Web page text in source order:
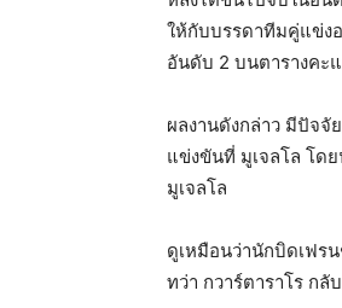
ให้กับบรรดาทีมคู่แข่งอ
อันดับ 2 บนตารางคะ
ผลงานดังกล่าว มีปัจจั
แข่งขันที่ มูเจลโล โด
มูเจลโล
ดูเหมือนว่านักบิดเฟร
ทว่า กวาร์ตาราโร กลั